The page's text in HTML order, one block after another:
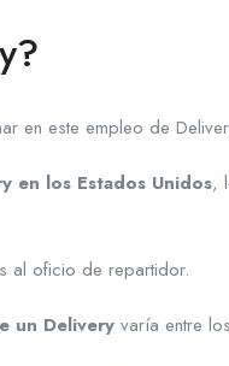
en este empleo de
en los Estados Unidos,
al oficio de repartidor.
un Delivery varía entre